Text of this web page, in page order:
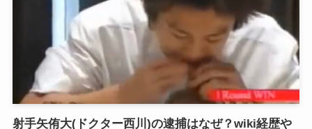
射手矢侑大(ドクター西川)の逮捕はなぜ？wiki経歴や